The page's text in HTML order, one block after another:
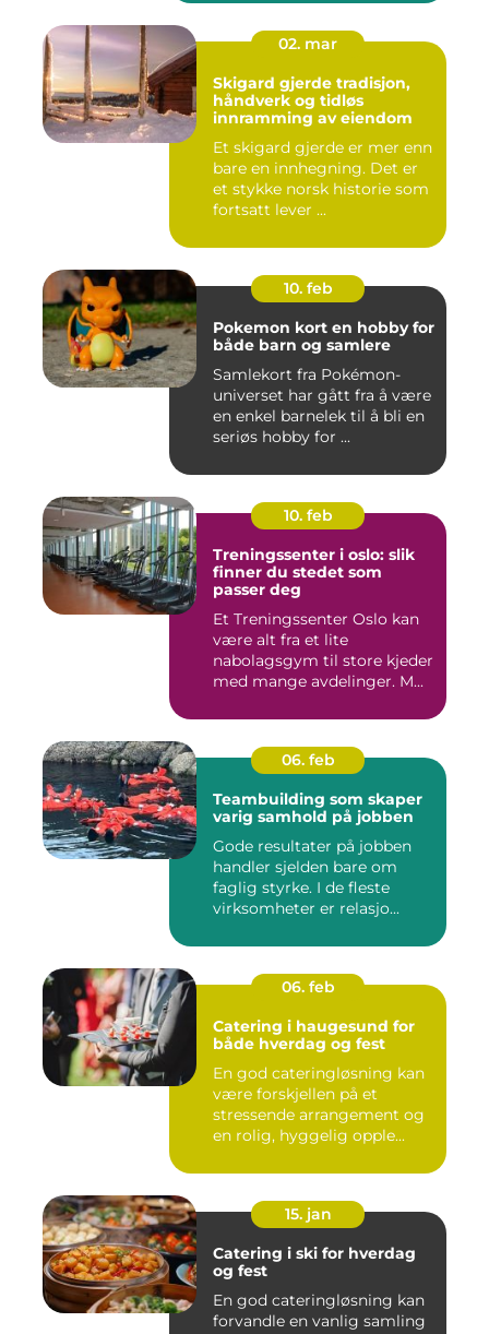
02. mar
Skigard gjerde tradisjon,
håndverk og tidløs
innramming av eiendom
Et skigard gjerde er mer enn
bare en innhegning. Det er
et stykke norsk historie som
fortsatt lever ...
10. feb
Pokemon kort en hobby for
både barn og samlere
Samlekort fra Pokémon-
universet har gått fra å være
en enkel barnelek til å bli en
seriøs hobby for ...
10. feb
Treningssenter i oslo: slik
finner du stedet som
passer deg
Et Treningssenter Oslo kan
være alt fra et lite
nabolagsgym til store kjeder
med mange avdelinger. M...
06. feb
Teambuilding som skaper
varig samhold på jobben
Gode resultater på jobben
handler sjelden bare om
faglig styrke. I de fleste
virksomheter er relasjo...
06. feb
Catering i haugesund for
både hverdag og fest
En god cateringløsning kan
være forskjellen på et
stressende arrangement og
en rolig, hyggelig opple...
15. jan
Catering i ski for hverdag
og fest
En god cateringløsning kan
forvandle en vanlig samling